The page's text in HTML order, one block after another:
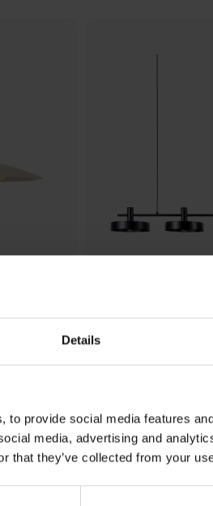
Details
to provide social media features
media, advertising and
that they’ve collected from your
NORDIC LIGHTING
Andra köpte även